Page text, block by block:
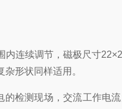
连续调节，磁极尺寸
形状同样适用。
检测现场，交流工作电